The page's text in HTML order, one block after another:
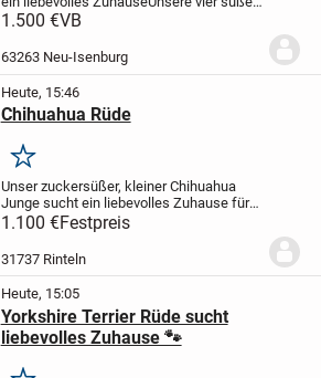
Malteser-Welpen (alles Rüden) suchen
wurden am 15.05.2026 geboren und
1.500 €VB
63263 Neu-Isenburg
Heute, 15:46
Chihuahua Rüde
Merken
Unser zuckersüßer, kleiner Chihuahua
Junge sucht ein liebevolles Zuhause für
immer.Der Welpe ist am 06.05.2026
Er wächst mit seinem
Geschwisterchen bei uns in der Familie
auf, wodurch er...
1.100 €Festpreis
31737 Rinteln
Heute, 15:05
Yorkshire Terrier Rüde sucht
liebevolles Zuhause 🐾